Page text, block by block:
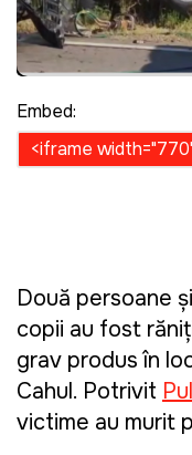
Embed:
Două persoane
copii au fost
grav produs în
Cahul. Potrivit
victime au murit